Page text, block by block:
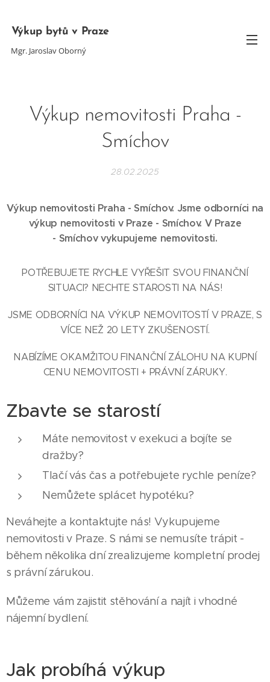
Výkup bytů v Praze
Mgr. Jaroslav Oborný
Výkup nemovitosti Praha -
Smíchov
28.02.2025
Výkup nemovitosti Praha - Smíchov. Jsme odborníci na
výkup nemovitosti v Praze - Smíchov. V Praze
- Smíchov vykupujeme nemovitosti.
POTŘEBUJETE RYCHLE VYŘEŠIT SVOU FINANČNÍ
SITUACI? NECHTE STAROSTI NA NÁS!
JSME ODBORNÍCI NA VÝKUP NEMOVITOSTÍ V PRAZE, S
VÍCE NEŽ 20 LETY ZKUŠENOSTÍ.
NABÍZÍME OKAMŽITOU FINANČNÍ ZÁLOHU NA KUPNÍ
CENU NEMOVITOSTI + PRÁVNÍ ZÁRUKY.
Zbavte se starostí
Máte nemovitost v exekuci a bojíte se
dražby?
Tlačí vás čas a potřebujete rychle peníze?
Nemůžete splácet hypotéku?
Neváhejte a kontaktujte nás! Vykupujeme
nemovitosti v Praze. S námi se nemusíte trápit -
během několika dní zrealizujeme kompletní prodej
s právní zárukou.
Můžeme vám zajistit stěhování a najít i vhodné
nájemní bydlení.
Jak probíhá výkup